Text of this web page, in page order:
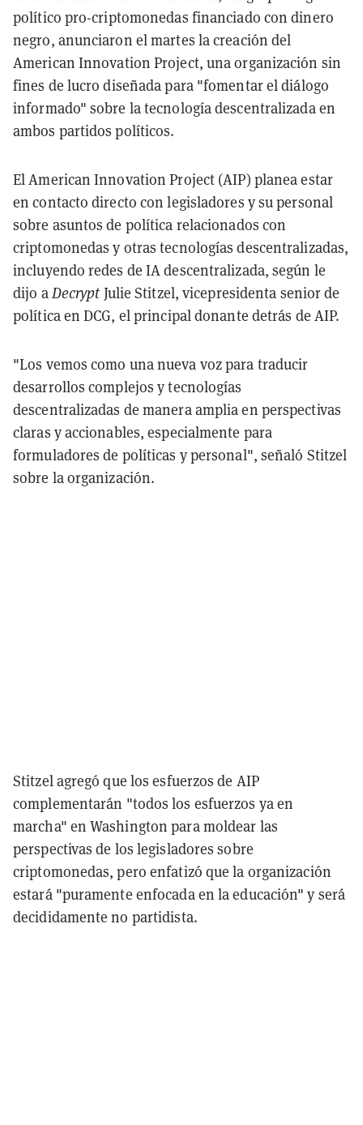
político pro-criptomonedas financiado con dinero
negro, anunciaron el martes la creación del
American Innovation Project, una organización sin
fines de lucro diseñada para "fomentar el diálogo
informado" sobre la tecnología descentralizada en
ambos partidos políticos.
El American Innovation Project (AIP) planea estar
en contacto directo con legisladores y su personal
sobre asuntos de política relacionados con
criptomonedas y otras tecnologías descentralizadas,
incluyendo redes de IA descentralizada, según le
dijo aDecrypt Julie Stitzel, vicepresidenta senior de
política en DCG, el principal donante detrás de AIP.
"Los vemos como una nueva voz para traducir
desarrollos complejos y tecnologías
descentralizadas de manera amplia en perspectivas
claras y accionables, especialmente para
formuladores de políticas y personal", señaló Stitzel
sobre la organización.
Stitzel agregó que los esfuerzos de AIP
complementarán "todos los esfuerzos ya en
marcha" en Washington para moldear las
perspectivas de los legisladores sobre
criptomonedas, pero enfatizó que la organización
estará "puramente enfocada en la educación" y será
decididamente no partidista.